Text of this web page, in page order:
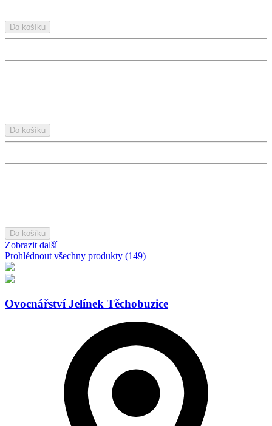
Do košíku
Do košíku
Do košíku
Zobrazit další
Prohlédnout všechny produkty (149)
Ovocnářství Jelínek Těchobuzice